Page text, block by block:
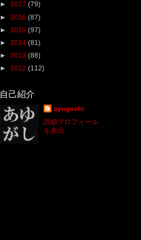
► 2017 (79)
► 2016 (87)
► 2015 (97)
► 2014 (81)
► 2013 (88)
► 2012 (112)
自己紹介
ayugashi
詳細プロフィール
を表示